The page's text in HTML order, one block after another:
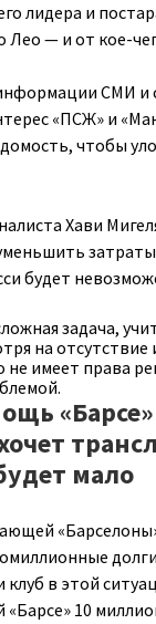
лидера и
Лео — и от кое-
СМИ и
«ПСЖ» и
чтобы
Хави
будет
задача,
на
не имеет права
мало
клуб в этой
10